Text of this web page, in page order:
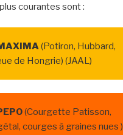
courantes sont :
(Potiron, Hubbard,
de Hongrie) (JAAL)
(Courgette Patisson,
courges à graines nues )